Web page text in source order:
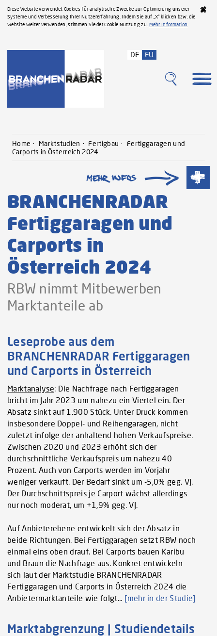
Diese Website verwendet Cookies für analytische Zwecke zur Optimierung unserer
Systeme und Verbesserung Ihrer Nutzererfahrung. Indem Sie auf „X“ klicken bzw. die
Website weiter verwenden, stimmen Sie der Cookie Nutzung zu. Mehr Information
DE EU
Home Marktstudien Fertigbau
Fertiggaragen und
Carports in Österreich 2024
BRANCHENRADAR
Fertiggaragen und
Carports in
Österreich 2024
RBW nimmt Mitbewerben
Marktanteile ab
Leseprobe aus dem
BRANCHENRADAR Fertiggaragen
und Carports in Österreich
Marktanalyse: Die Nachfrage nach Fertiggaragen
bricht im Jahr 2023 um nahezu ein Viertel ein. Der
Absatz sinkt auf 1.900 Stück. Unter Druck kommen
insbesondere Doppel- und Reihengaragen, nicht
zuletzt infolge der anhaltend hohen Verkaufspreise.
Zwischen 2020 und 2023 erhöht sich der
durchschnittliche Verkaufspreis um nahezu 40
Prozent. Auch von Carports werden im Vorjahr
weniger verkauft. Der Bedarf sinkt um -5,0% geg. VJ.
Der Durchschnittspreis je Carport wächst allerdings
nur noch moderat, um +1,9% geg. VJ.
Auf Anbieterebene entwickelt sich der Absatz in
beide Richtungen. Bei Fertiggaragen setzt RBW noch
einmal eins oben drauf. Bei Carports bauen Karibu
und Braun die Nachfrage aus. Konkret entwickeln
sich laut der Marktstudie BRANCHENRADAR
Fertiggaragen und Carports in Österreich 2024 die
Anbietermarktanteile wie folgt… [mehr in der Studie]
Marktabgrenzung | Studiendetails